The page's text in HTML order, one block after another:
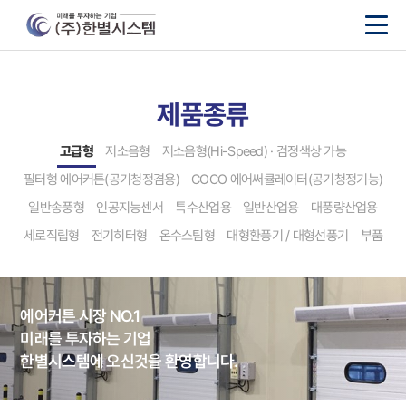
제품종류
고급형 저소음형
저소음형(Hi-Speed) · 검정색상 가능
필터형 에어커튼(공기청정겸용)
COCO 에어써큘레이터(공기청정기능)
일반송풍형
인공지능센서 특수산업용 일반산업용
대풍량산업용
세로직립형
전기히터형 온수스팀형 대형환풍기 / 대형선풍기 부품
에어커튼 시장 NO.1
미래를 투자하는 기업
한별시스템에 오신것을 환영합니다.